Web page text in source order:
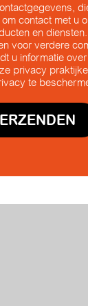
contact met u
en
voor verdere
u informatie
privacy
te